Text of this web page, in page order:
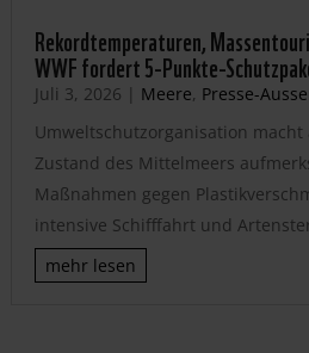
Rekordtemperaturen,
WWF fordert 5-Punkte-
Juli 3, 2026 | Meere, Presse-
Umweltschutzorganisation
Zustand des Mittelmeers
Maßnahmen gegen
intensive Schifffahrt und
mehr lesen